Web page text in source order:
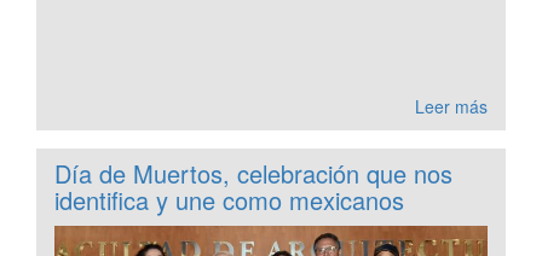
Leer más
Día de Muertos, celebración que nos
identifica y une como mexicanos